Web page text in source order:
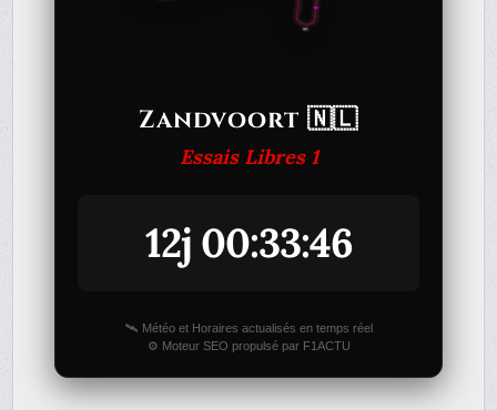
Zandvoort 🇳🇱
Essais Libres 1
12j 00:33:46
🛰️ Météo et Horaires actualisés en temps réel
⚙️ Moteur SEO propulsé par F1ACTU